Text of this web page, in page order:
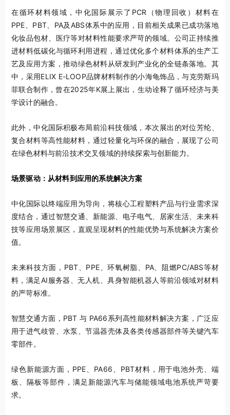
在循环材料领域，中化国际展示了PCR（物理回收）材料在
PPE、PBT、PA及ABS体系中的应用，目前相关成果已成功落地
化妆品包材、医疗等对材料性能要求严苛的领域。公司正持续推
进材料低碳化与循环利用进程，通过优化多个材料体系的生产工
艺及应用方案，推动绿色材料从研发到产业化的全链条落地。其
中，采用ELIX E-LOOP品牌材料制作的小海龟饰品，与克劳斯玛
菲联合制作，曾在2025年K展上展出，生动诠释了循环经济与美
学设计的融合。
此外，中化国际积极布局前沿科技领域，本次展出的对位芳纶、
复合材料等高性能材料，通过轻量化与环保的融合，展现了公司
在绿色材料与前沿技术交叉领域的持续探索与创新能力。
场景驱动：从材料到应用的系统解决方案
中化国际以终端应用为导向，将核心工程塑料产品与行业需求深
度结合，通过智慧交通、新能源、电子电气、居家生活、未来科
技等应用场景展区，直观呈现材料的性能优势与系统解决方案价
值。
未来科技方面，PBT、PPE、环氧树脂、PA、阻燃PC/ABS等材
料，满足AI服务器、无人机、具身智能机器人等前沿领域对材料
的严苛标准。
智慧交通方面，PBT 与 PA66系列高性能材料解决方案，广泛应
用于进气歧管、水泵、节温器壳体及各类传感器部件等关键汽车
零部件。
绿色新能源方面，PPE、PA66、PBT材料，用于电池外壳、端
板、隔板等部件，满足新能源汽车与储能领域电池系统严苛要
求。